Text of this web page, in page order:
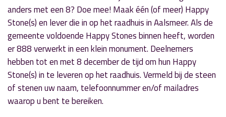
anders met een 8? Doe mee! Maak één (of meer) Happy
Stone(s) en lever die in op het raadhuis in Aalsmeer. Als de
gemeente voldoende Happy Stones binnen heeft, worden
er 888 verwerkt in een klein monument. Deelnemers
hebben tot en met 8 december de tijd om hun Happy
Stone(s) in te leveren op het raadhuis. Vermeld bij de steen
of stenen uw naam, telefoonnummer en/of mailadres
waarop u bent te bereiken.